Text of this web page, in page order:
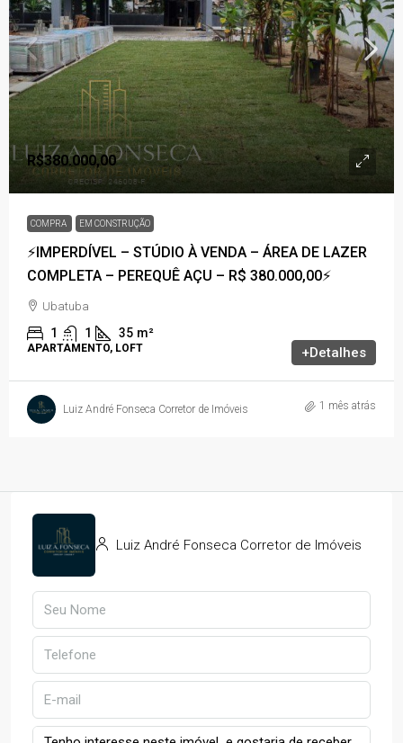
R$380.000,00
COMPRA EM CONSTRUÇÃO
⚡IMPERDÍVEL – STÚDIO À VENDA – ÁREA DE LAZER
COMPLETA – PEREQUÊ AÇU – R$ 380.000,00⚡
Ubatuba
1 1 35 m²
APARTAMENTO, LOFT +Detalhes
Luiz André Fonseca Corretor de Imóveis 1 mês atrás
Luiz André Fonseca Corretor de Imóveis